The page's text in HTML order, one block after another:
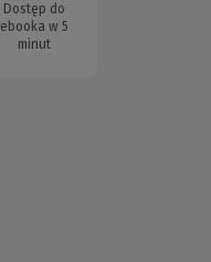
Dostęp do
ebooka w 5
minut